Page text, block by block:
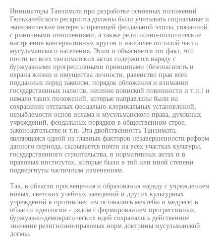
Инициаторы Танзимата при разработке основных положений
Гюльханейского рескрипта должны были учитывать социальные и
экономические интересы правящей феодальной элиты, связанной
с рыночными отношениями, а также религиозно-политические
настроения консервативных кругов и наиболее отсталой части
мусульманского населения. Этим и объясняется тот факт, что
почти во всех танзиматских актах содержится наряду с
буржуазными прогрессивными принципами (безопасность и
охрана жизни и имущества личности, равенство прав всех
подданных перед законом, порядок обложения и взимания
государственных налогов, несение воинской повинности и т.п.) и
немало таких положений, которые направлены были на
сохранение отсталых феодально-клерикальных установлений,
незыблемости основ ислама и мусульманского права, духовных
учреждений, феодальных порядков в общественном строе,
законодательстве и т.п. Эта двойственность Танзимата,
являющаяся одной из главных факторов незавершенности реформ
данного периода, сказывается почти на всех участках культуры,
государственного строительства, в нормативных актах и в
правовых институтах, которые были в той или иной степени
подвергнуты частичным изменениям.
Так, в области просвещения и образования наряду с учреждением
новых, светских учебных заведений и других культурных
учреждений в противовес им оставались мектебы и медресе; в
области идеологии - рядом с формированием прогрессивных,
буржуазно-демократических идей сохранялось действенное
значение религиозно-правовых норм доктрины мусульманской
догмы.